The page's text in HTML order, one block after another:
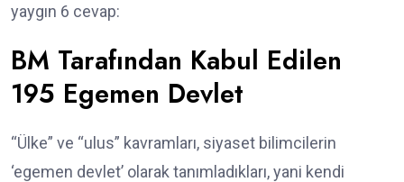
yaygın 6 cevap:
BM Tarafından Kabul Edilen
195 Egemen Devlet
“Ülke” ve “ulus” kavramları, siyaset bilimcilerin
‘egemen devlet’ olarak tanımladıkları, yani kendi